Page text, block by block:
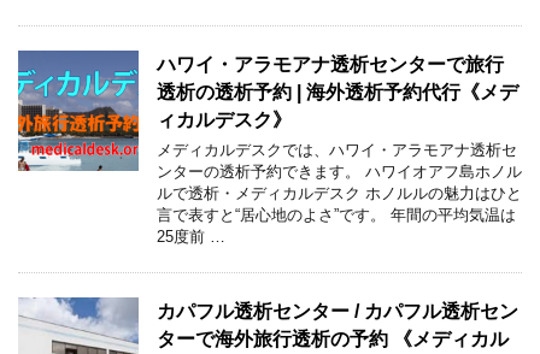
ハワイ・アラモアナ透析センターで旅行
透析の透析予約 | 海外透析予約代行《メデ
ィカルデスク》
メディカルデスクでは、ハワイ・アラモアナ透析セ
ンターの透析予約できます。 ハワイオアフ島ホノル
ルで透析・メディカルデスク ホノルルの魅力はひと
言で表すと“居心地のよさ”です。 年間の平均気温は
25度前 …
カパフル透析センター / カパフル透析セン
ターで海外旅行透析の予約 《メディカル